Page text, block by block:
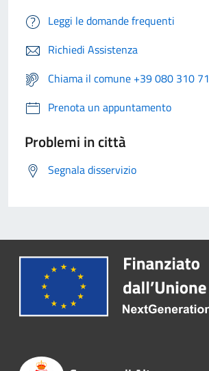
Leggi le domande frequenti
Richiedi Assistenza
Chiama il comune +39 080 310
Prenota un appuntamento
Problemi in città
Segnala disservizio